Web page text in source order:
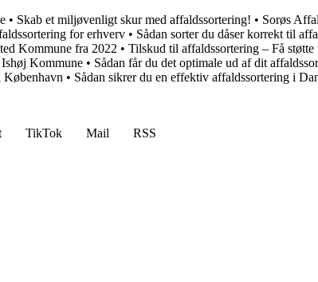
• Skab et miljøvenligt skur med affaldssortering! • Sorøs
for erhverv • Sådan sorter du dåser korrekt til
Kommune fra 2022 • Tilskud til affaldssortering – Få
Kommune • Sådan får du det optimale ud af dit
København • Sådan sikrer du en effektiv affaldssortering i
TikTok Mail
RSS